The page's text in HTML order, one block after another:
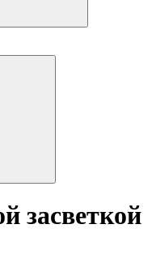
засветкой